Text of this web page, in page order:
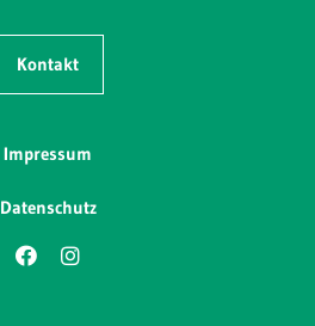
Kontakt
Impressum
Datenschutz